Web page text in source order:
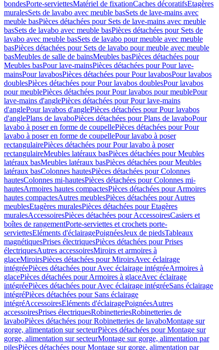
bondesPorte-serviettesMatériel de fixationCaches décoratifsEtagères
muralesSets de lavabo avec meuble basSets de lave-mains avec
meuble basPièces détachées pour Sets de lave-mains avec meuble
basSets de lavabo avec meuble basPièces détachées pour Sets de
lavabo avec meuble basSets de lavabo pour meuble avec meuble
basPièces détachées pour Sets de lavabo pour meuble avec meuble
basMeubles de salle de bainsMeubles basPièces détachées pour
Meubles basPour lave-mainsPièces détachées pour Pour lave-
mainsPour lavabosPièces détachées pour Pour lavabosPour lavabos
doublesPièces détachées pour Pour lavabos doublesPour lavabos
pour meublePièces détachées pour Pour lavabos pour meublePour
lave-mains d'anglePièces détachées pour Pour lave-mains
d'anglePour lavabos d'anglePièces détachées pour Pour lavabos
d'anglePlans de lavaboPièces détachées pour Plans de lavaboPour
lavabo à poser en forme de coupellePièces détachées pour Pour
lavabo à poser en forme de coupellePour lavabo à poser
rectangulairePièces détachées pour Pour lavabo à poser
rectangulaireMeubles latéraux basPièces détachées pour Meubles
latéraux basMeubles latéraux basPièces détachées pour Meubles
latéraux basColonnes hautesPièces détachées pour Colonnes
hautesColonnes mi-hautesPièces détachées pour Colonnes mi-
hautesArmoires hautes compactesPièces détachées pour Armoires
hautes compactesAutres meublesPièces détachées pour Autres
meublesEtagères muralesPièces détachées pour Etagères
muralesAccessoiresPièces détachées pour AccessoiresCasiers et
boîtes de rangementPorte-serviettes et crochets porte-
serviettesEléments d'éclairagePoignéesJeux de piedsTableaux
magnétiquesPrises électriquesPièces détachées pour Prises
électriquesAutres accessoiresMiroirs et armoires à
glaceMiroirsPièces détachées pour MiroirsAvec éclairage
intégréePièces détachées pour Avec éclairage intégréeArmoires à
glacePièces détachées pour Armoires à glaceAvec éclairage
intégréePièces détachées pour Avec éclairage intégréeSans éclairage
intégréPièces détachées pour Sans éclairage
intégréAccessoiresEléments d'éclairagePoignéesAutres
accessoiresPrises électriquesRobinetteriesRobinetteries de
lavaboPièces détachées pour Robinetteries de lavaboMontage sur
gorge, alimentation sur secteurPièces détachées pour Montage sur
gorge, alimentation sur secteurMontage sur gorge, alimentation par
pilesPièces détachées pour Montage sur gorge, alimentation par